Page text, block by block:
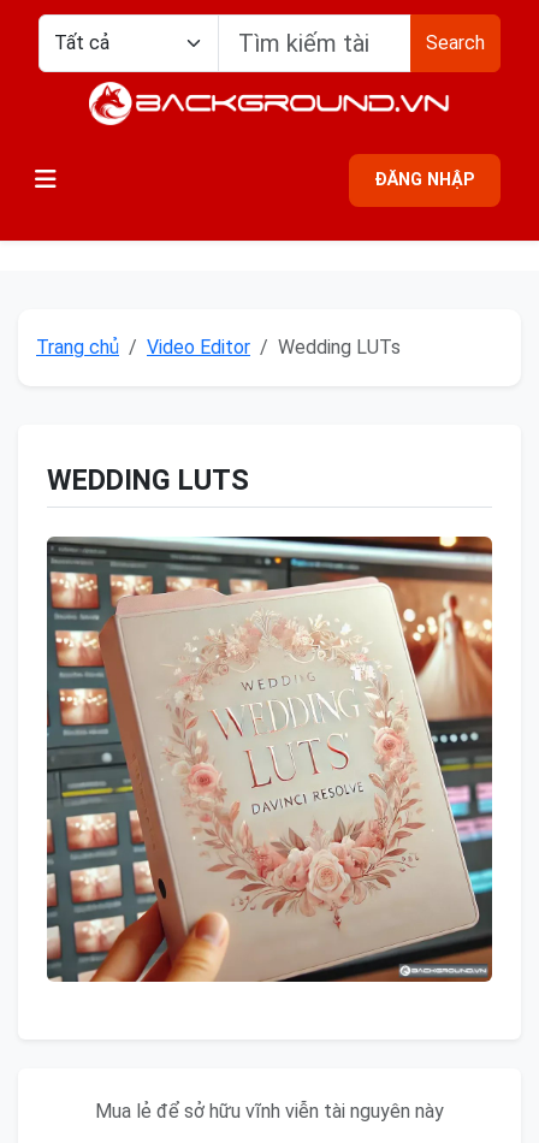
Search
ĐĂNG NHẬP
Trang chủ Video Editor Wedding LUTs
WEDDING LUTS
Mua lẻ để sở hữu vĩnh viễn tài nguyên này